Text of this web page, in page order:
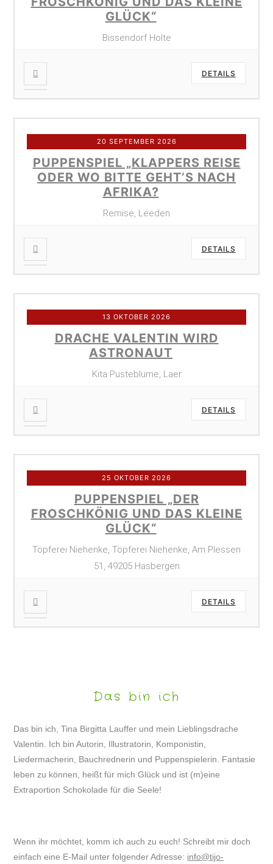
GLÜCK“
Bissendorf Holte
DETAILS
20 SEPTEMBER 2026
PUPPENSPIEL „KLAPPERS REISE
ODER WO BITTE GEHT’S NACH
AFRIKA?
Remise, Leeden
DETAILS
13 OKTOBER 2026
DRACHE VALENTIN WIRD
ASTRONAUT
Kita Pusteblume, Laer
DETAILS
25 OKTOBER 2026
PUPPENSPIEL „DER
FROSCHKÖNIG UND DAS KLEINE
GLÜCK“
Töpferei Niehenke, Töpferei Niehenke, Am Plessen
51, 49205 Hasbergen
DETAILS
Das bin ich
Das bin ich, Tina Birgitta Lauffer und mein Lieblingsdrache
Valentin. Ich bin Autorin, Illustratorin, Komponistin,
Liedermacherin, Bauchrednerin und Puppenspielerin. Fantasie
leben zu können, heißt für mich Glück und ist (m)eine
Extraportion Schokolade für die Seele!
Wenn ihr möchtet, komm ich auch zu euch! Schreibt mir doch
einfach eine E-Mail unter folgender Adresse: info@tijo-